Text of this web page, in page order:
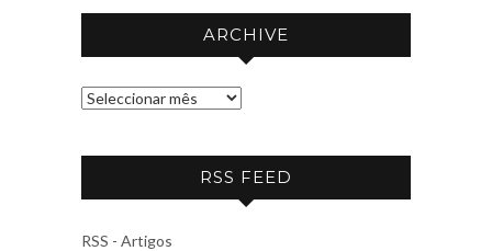
ARCHIVE
A
C
V
RSS FEED
RSS - Artigos